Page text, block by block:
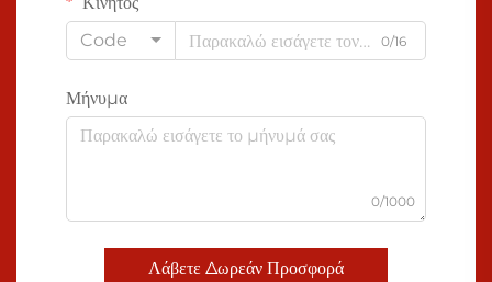
Code
0/16
Μήνυμα
0/1000
Λάβετε Δωρεάν Προσφορά